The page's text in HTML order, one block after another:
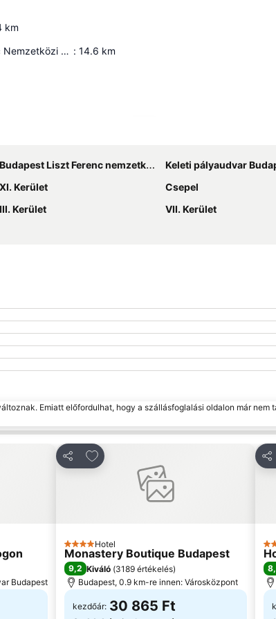
km
Budapest Liszt Ferenc Nemzetközi Repülőtér : 14.6 km
Budapest Liszt Ferenc nemzetközi repülőtér
Keleti pályaudvar
XI. Kerület
Csepel
III. Kerület
VII. Kerület
Emiatt előfordulhat, hogy a szállásfoglalási oldalon már nem
Budapest
Megosztás
Hozzáadás a kedvencekhez
4 Kategória
Hotel
Monastery Boutique Budapest
9,2 Kiváló (3189 értékelés)
Budapest, 0.9 km-re innen: Városközpont
kezdőár: 30 865 Ft
4